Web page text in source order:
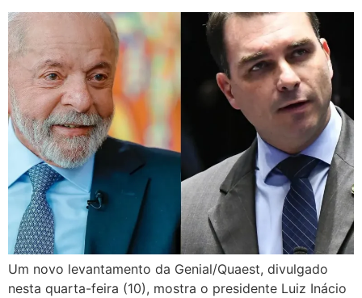
Um novo levantamento da Genial/Quaest, divulgado
nesta quarta-feira (10), mostra o presidente Luiz Inácio